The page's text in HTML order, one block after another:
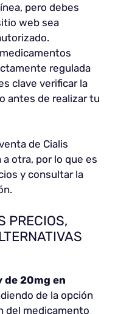
pero debes
web sea
regulada
clave verificar la
antes de realizar tu
de Cialis
otra, por lo que es
y consultar la
PRECIOS,
de 20mg en
de la opción
del medicamento